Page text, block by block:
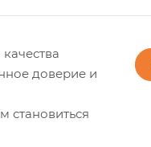
доверие и
становиться